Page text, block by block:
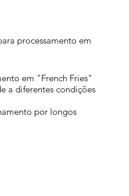
processamento em
em "French Fries"
a diferentes condições
por longos